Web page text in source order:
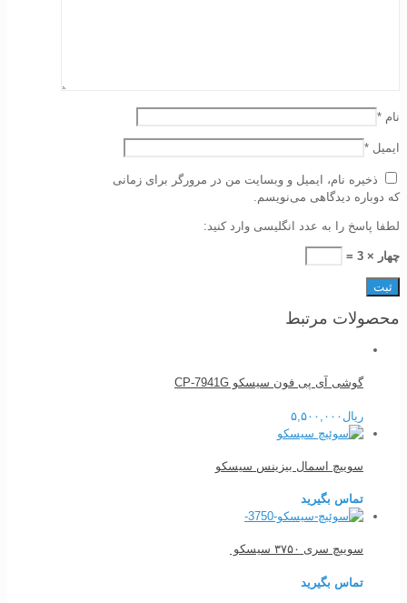
نام *
ایمیل *
ذخیره نام، ایمیل و وبسایت من در مرورگر برای زمانی
که دوباره دیدگاهی می‌نویسم.
لطفا پاسخ را به عدد انگلیسی وارد کنید:
چهار × 3 =
محصولات مرتبط
گوشی آی پی فون سیسکو CP-7941G
ریال ۵,۵۰۰,۰۰۰
سوییچ اسمال بیزینس سیسکو
تماس بگیرید
سوییچ سری ۳۷۵۰ سیسکو
تماس بگیرید